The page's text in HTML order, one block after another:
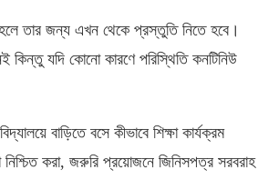
তার জন্য এখন থেকে প্রস্তুতি নিতে হবে।
কিন্তু যদি কোনো কারণে পরিস্থিতি কনটিনিউ
বাড়িতে বসে কীভাবে শিক্ষা কার্যক্রম
করা, জরুরি প্রয়োজনে জিনিসপত্র সরবরাহ